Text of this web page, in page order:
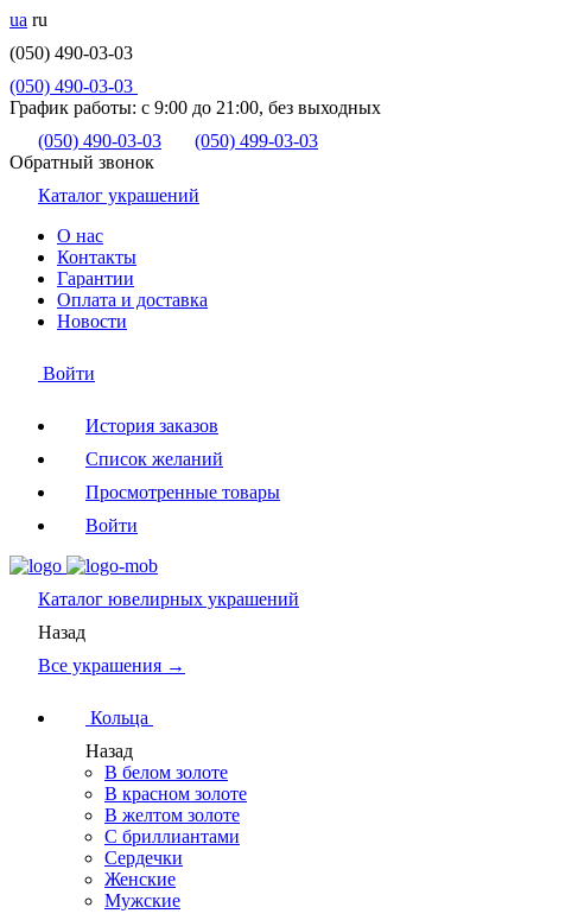
ua ru
(050) 490-03-03
(050) 490-03-03
График работы: с 9:00 до 21:00, без выходных
(050) 490-03-03
(050) 499-03-03
Обратный звонок
Каталог украшений
О нас
Контакты
Гарантии
Оплата и доставка
Новости
Войти
История заказов
Список желаний
Просмотренные товары
Войти
Каталог ювелирных украшений
Назад
Все украшения →
Кольца
Назад
В белом золоте
В красном золоте
В желтом золоте
С бриллиантами
Сердечки
Женские
Мужские